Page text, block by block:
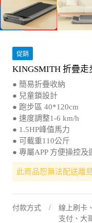
促銷
KINGSMITH 折疊
● 簡易折疊收納
● 兒童鎖設計
● 跑步區 40*120cm
● 速度調整1-6 km/h
● 1.5HP峰值馬力
● 可載重110公斤
● 專屬APP 方便操控及
此商品恕無法配送離
付款方式
線上刷卡
支付、大